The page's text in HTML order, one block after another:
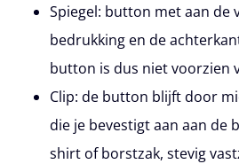
Spiegel: button met aan de
bedrukking en de
button is dus niet voorzien
Clip: de button blijft door
die je bevestigt aan aan de
shirt of borstzak, stevig